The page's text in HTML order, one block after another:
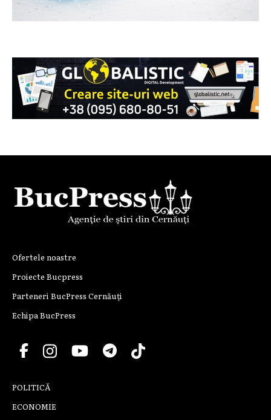
Ofertele noastre
Proiecte Bucpress
Parteneri BucPress Cernăuți
Echipa BucPress
POLITICĂ
ECONOMIE